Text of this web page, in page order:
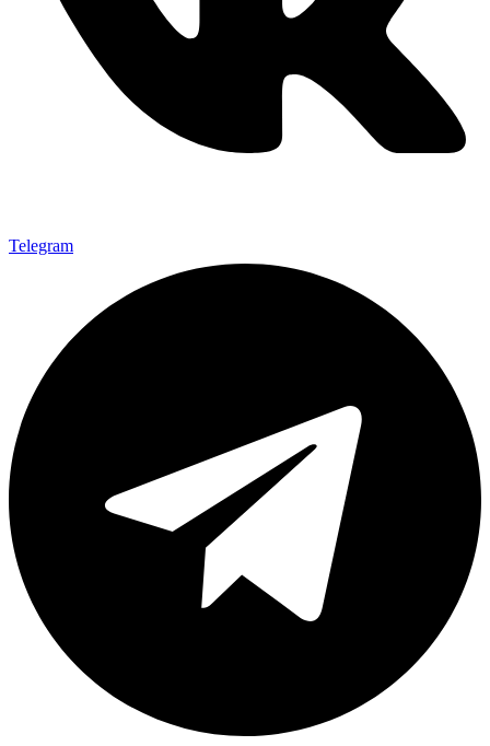
Telegram